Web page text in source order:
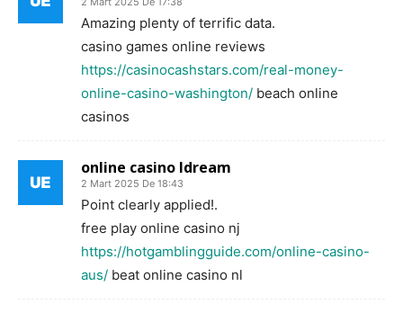
Amazing plenty of terrific data.
casino games online reviews
https://casinocashstars.com/real-money-
online-casino-washington/ beach online
casinos
online casino ldream
2 Mart 2025 De 18:43
Point clearly applied!.
free play online casino nj
https://hotgamblingguide.com/online-casino-
aus/ beat online casino nl